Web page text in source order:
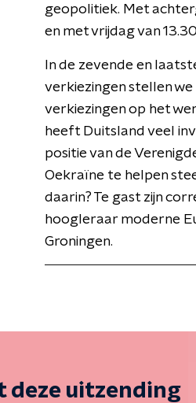
geopolitiek. Met
en met vrijdag van
In de zevende en
verkiezingen stellen
verkiezingen op het
heeft Duitsland veel
positie van de
Oekraïne te helpen
daarin? Te gast zijn
hoogleraar moderne
Groningen.
deze uitzending